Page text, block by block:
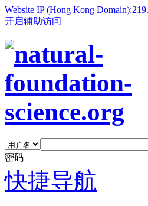
Website IP (Hong Kong
开启辅助访问
密码
快捷导航